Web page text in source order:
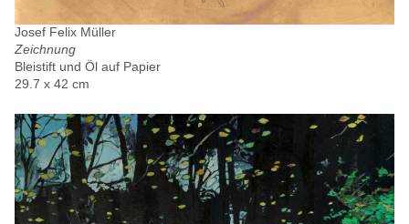
Josef Felix Müller
Zeichnung
Bleistift und Öl auf Papier
29.7 x 42 cm